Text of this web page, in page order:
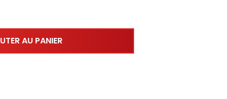
AU PANIER